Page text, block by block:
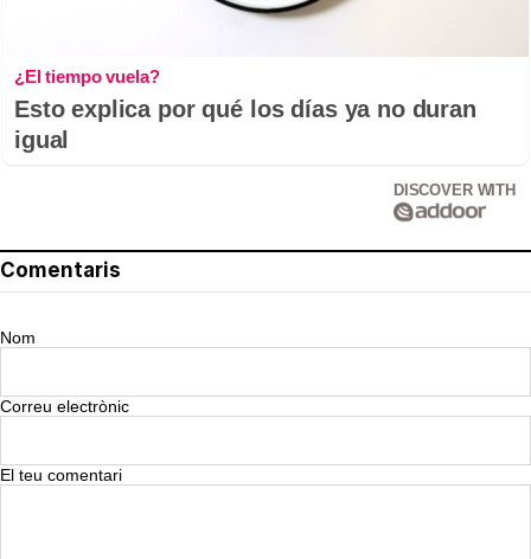
¿El tiempo vuela?
Esto explica por qué los días ya no duran
igual
DISCOVER WITH
Comentaris
Nom
Correu electrònic
El teu comentari